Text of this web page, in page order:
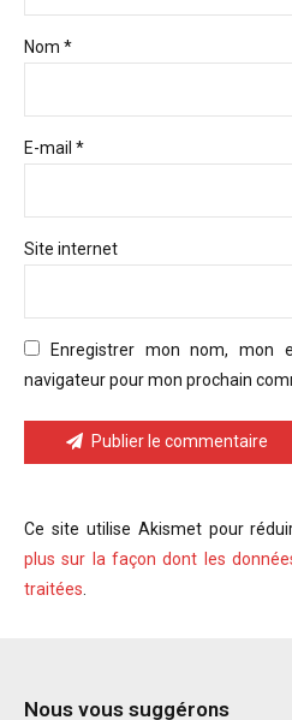
Nom *
E-mail *
Site internet
Enregistrer mon nom,
navigateur pour mon prochain
Publier le commentaire
Ce site utilise Akismet pour
plus sur la façon dont les
traitées
Nous vous suggérons